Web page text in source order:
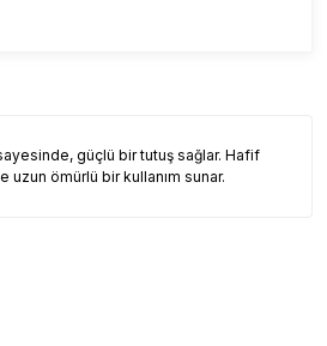
güçlü bir tutuş sağlar. Hafif
uzun ömürlü bir kullanım sunar.